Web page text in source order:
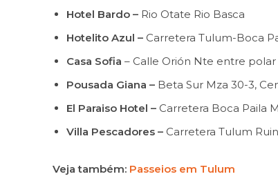
Hotel Bardo – Rio Otate Rio Basca
Hotelito Azul – Carretera Tulum-Boca
Casa Sofia – Calle Orión Nte entre
Pousada Giana – Beta Sur Mza 30-3,
El Paraiso Hotel – Carretera Boca Paila
Villa Pescadores –Carretera Tulum
Veja também: Passeios em Tulum